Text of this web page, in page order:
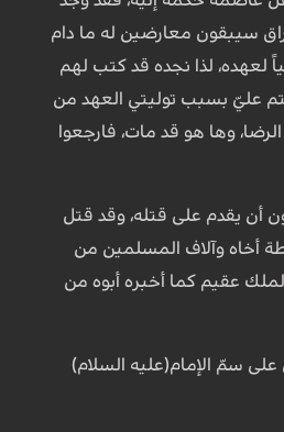
سيبقون معارضين له ما دام
لعهده، لذا نجده قد كتب لهم
عليّ بسبب توليتي العهد من
وها هو قد مات، فارجعوا
أن يقدم على قتله، وقد قتل
أخاه وآلاف المسلمين من
عقيم كما أخبره أبوه من
سمّ الإمام(عليه السلام)